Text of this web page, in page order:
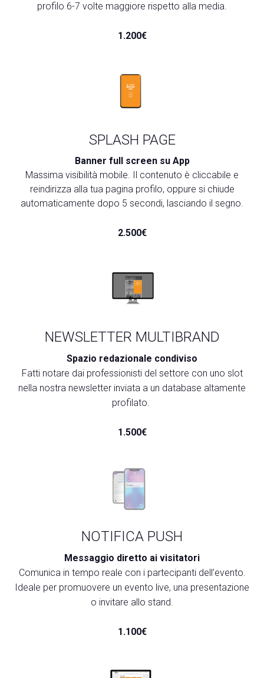
profilo 6-7 volte maggiore rispetto alla media.
1.200€
SPLASH PAGE
Banner full screen su App
Massima visibilità mobile. Il contenuto è cliccabile e
reindirizza alla tua pagina profilo, oppure si chiude
automaticamente dopo 5 secondi, lasciando il segno.
2.500€
NEWSLETTER MULTIBRAND
Spazio redazionale condiviso
Fatti notare dai professionisti del settore con uno slot
nella nostra newsletter inviata a un database altamente
profilato.
1.500€
NOTIFICA PUSH
Messaggio diretto ai visitatori
Comunica in tempo reale con i partecipanti dell’evento.
Ideale per promuovere un evento live, una presentazione
o invitare allo stand.
1.100€